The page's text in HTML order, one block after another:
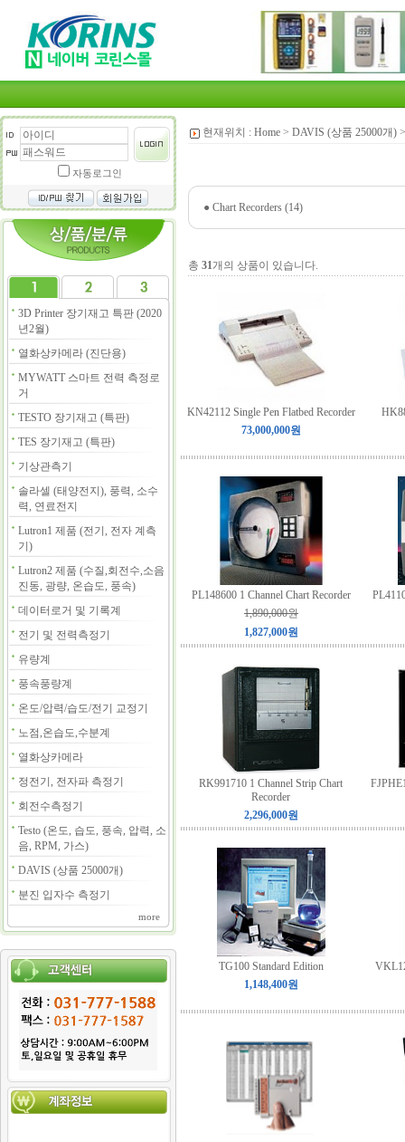
자동로그인
3D Printer 장기재고 특판 (2020
년2월)
열화상카메라 (진단용)
MYWATT 스마트 전력 측정로
거
TESTO 장기재고 (특판)
TES 장기재고 (특판)
기상관측기
솔라셀 (태양전지), 풍력, 소수
력, 연료전지
Lutron1 제품 (전기, 전자 계측
기)
Lutron2 제품 (수질,회전수,소음
진동, 광량, 온습도, 풍속)
데이터로거 및 기록계
전기 및 전력측정기
유량계
풍속풍량계
온도/압력/습도/전기 교정기
노점,온습도,수분계
열화상카메라
정전기, 전자파 측정기
회전수측정기
Testo (온도, 습도, 풍속, 압력, 소
음, RPM, 가스)
DAVIS (상품 25000개)
분진 입자수 측정기
more
현재위치 : Home > DAVIS (상품 25000개)
● Chart Recorders (14)
총 31개의 상품이 있습니다.
KN42112 Single Pen Flatbed Recorder
73,000,000원
PL148600 1 Channel Chart Recorder
1,890,000원
1,827,000원
RK991710 1 Channel Strip Chart
Recorder
2,296,000원
TG100 Standard Edition
1,148,400원